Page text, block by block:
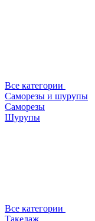
Все категории
Саморезы и шурупы
Саморезы
Шурупы
Все категории
Такелаж